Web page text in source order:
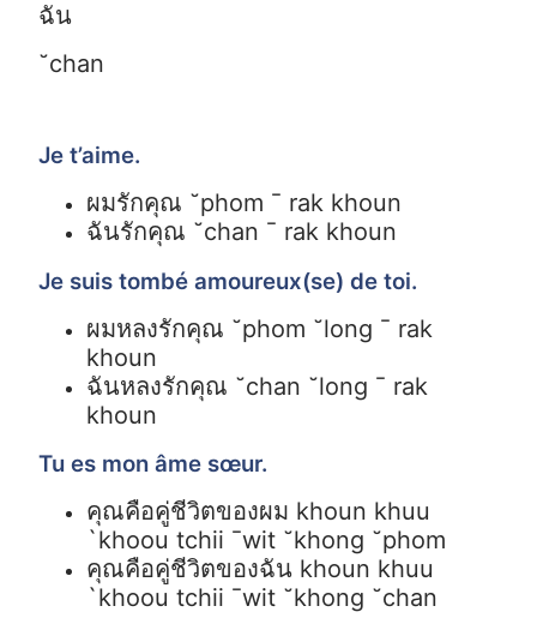
ฉัน
˘chan
Je t’aime.
ผมรักคุณ ˘phom ¯ rak khoun
ฉันรักคุณ ˘chan ¯ rak khoun
Je suis tombé amoureux(se) de toi.
ผมหลงรักคุณ ˘phom ˘long ¯ rak
khoun
ฉันหลงรักคุณ ˘chan ˘long ¯ rak
khoun
Tu es mon âme sœur.
คุณคือคู่ชีวิตของผม khoun khuu
`khoou tchii ¯wit ˘khong ˘phom
คุณคือคู่ชีวิตของฉัน khoun khuu
`khoou tchii ¯wit ˘khong ˘chan